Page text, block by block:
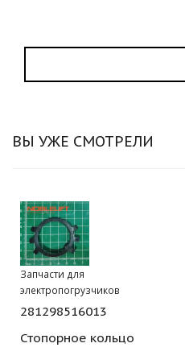
ВЫ УЖЕ СМОТРЕЛИ
Запчасти для
электропогрузчиков
281298516013
Стопорное кольцо